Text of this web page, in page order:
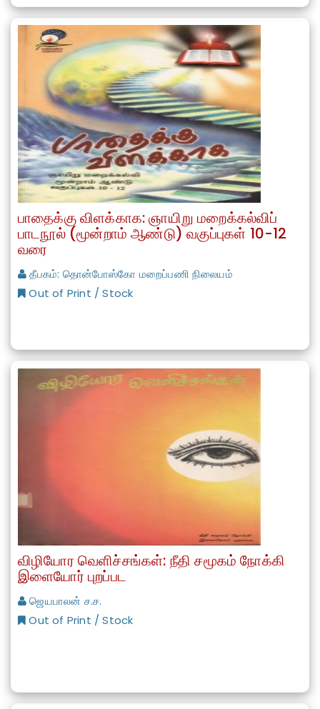
பாதைக்கு விளக்காக: ஞாயிறு மறைக்கல்விப்
பாடநூல் (மூன்றாம் ஆண்டு) வகுப்புகள் 10-12
வரை
தீபகம்: தொன்போஸ்கோ மறைப்பணி நிலையம்
Out of Print / Stock
விழியோர வெளிச்சங்கள்: நீதி சமூகம் நோக்கி
இளையோர் புறப்பட
ஜெயபாலன் ச.ச.
Out of Print / Stock